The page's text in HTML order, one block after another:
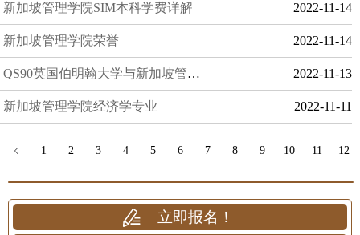
新加坡管理学院SIM本科学费详解 2022-11-14
新加坡管理学院荣誉 2022-11-14
QS90英国伯明翰大学与新加坡管理学院(SIM)合作硕士项目 2022-11-13
新加坡管理学院经济学专业 2022-11-11
1 2 3 4 5 6 7 8 9 10 11 12
立即报名！